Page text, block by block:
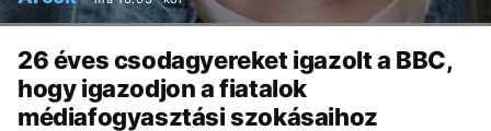
26 éves csodagyereket igazolt a BBC,
hogy igazodjon a fiatalok
médiafogyasztási szokásaihoz